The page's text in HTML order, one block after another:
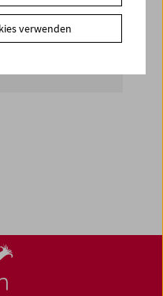
verwenden